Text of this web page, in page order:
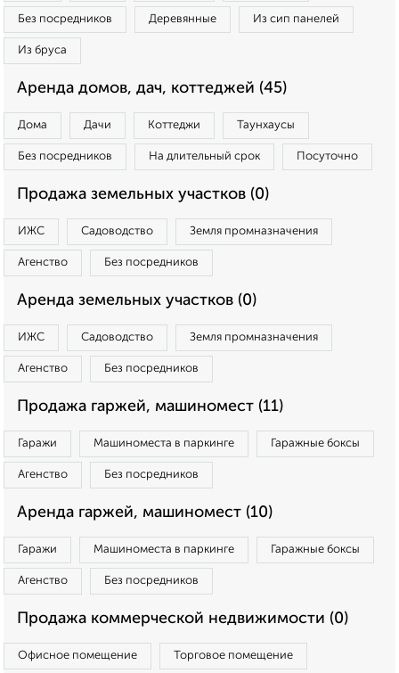
Без посредников Деревянные Из сип панелей
Из бруса
Аренда домов, дач, коттеджей (45)
Дома Дачи Коттеджи Таунхаусы
Без посредников На длительный срок Посуточно
Продажа земельных участков (0)
ИЖС Садоводство Земля промназначения
Агенство Без посредников
Аренда земельных участков (0)
ИЖС Садоводство Земля промназначения
Агенство Без посредников
Продажа гаржей, машиномест (11)
Гаражи Машиноместа в паркинге Гаражные боксы
Агенство Без посредников
Аренда гаржей, машиномест (10)
Гаражи Машиноместа в паркинге Гаражные боксы
Агенство Без посредников
Продажа коммерческой недвижимости (0)
Офисное помещение Торговое помещение